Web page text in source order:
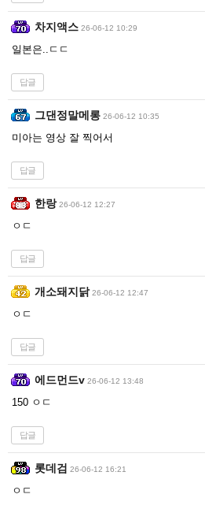
차지액스 26-06-12 10:29
일본은..ㄷㄷ
답글
그댄정말메롱 26-06-12 10:35
미아는 영상 잘 찍어서
답글
한랑 26-06-12 12:27
ㅇㄷ
답글
개소돼지닭 26-06-12 12:47
ㅇㄷ
답글
에드먼드v 26-06-12 13:48
150 ㅇㄷ
답글
롯데검 26-06-12 16:21
ㅇㄷ